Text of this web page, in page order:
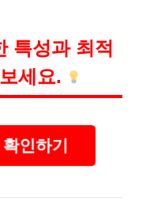
특성과 최적
세요.
인하기